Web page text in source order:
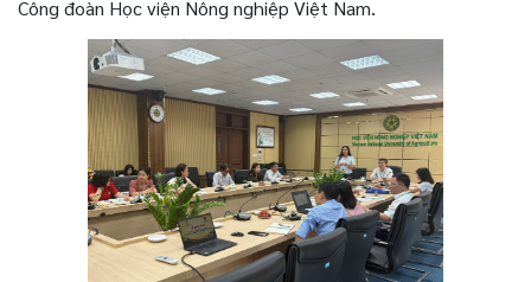
Công đoàn Học viện Nông nghiệp Việt Nam.